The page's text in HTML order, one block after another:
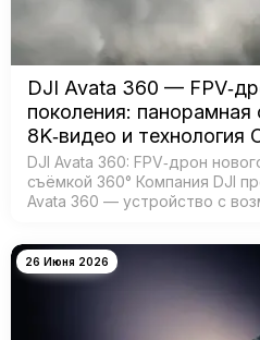
DJI Avata 360 —
поколения: панорамная
8K‑видео и технология
DJI Avata 360: FPV‑дрон
съёмкой 360° Компания DJI
Avata 360 — устройство с
иммерсивных видео. Модель
26 Июня 2026